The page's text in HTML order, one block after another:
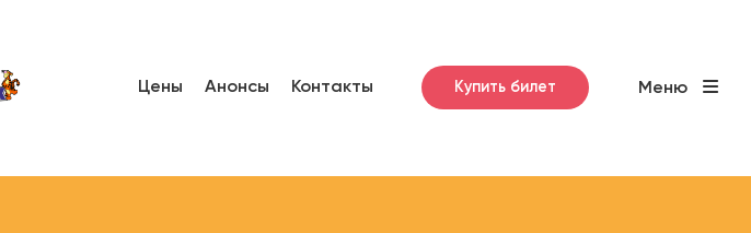
Цены Анонсы Контакты Купить билет Меню